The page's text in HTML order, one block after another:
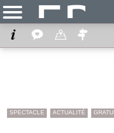
SPECTACLE ACTUALITÉ